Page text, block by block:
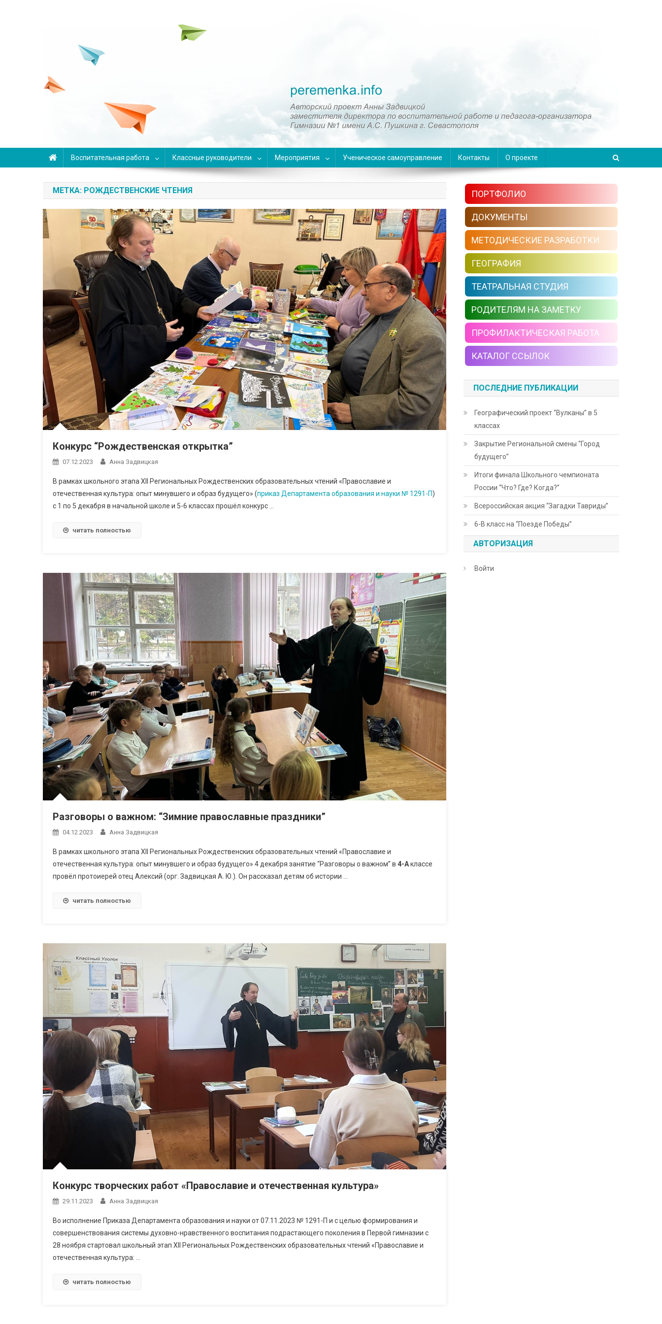
Воспитательная работа Классные руководители Мероприятия Ученическое самоуправление Контакты О проекте
МЕТКА: РОЖДЕСТВЕНСКИЕ ЧТЕНИЯ
Конкурс “Рождественская открытка”
07.12.2023 Анна Задвицкая
В рамках школьного этапа XII Региональных Рождественских образовательных чтений «Православие и
отечественная культура: опыт минувшего и образ будущего» (приказ Департамента образования и науки № 1291-П)
с 1 по 5 декабря в начальной школе и 5-6 классах прошёл конкурс …
читать полностью
Разговоры о важном: “Зимние православные праздники”
04.12.2023 Анна Задвицкая
В рамках школьного этапа XII Региональных Рождественских образовательных чтений «Православие и
отечественная культура: опыт минувшего и образ будущего» 4 декабря занятие “Разговоры о важном” в 4-Аклассе
провёл протоиерей отец Алексий (орг. Задвицкая А. Ю.). Он рассказал детям об истории …
читать полностью
Конкурс творческих работ «Православие и отечественная культура»
29.11.2023 Анна Задвицкая
Во исполнение Приказа Департамента образования и науки от 07.11.2023 № 1291-П и с целью формирования и
совершенствования системы духовно-нравственного воспитания подрастающего поколения в Первой гимназии с
28 ноября стартовал школьный этап XII Региональных Рождественских образовательных чтений «Православие и
отечественная культура: …
читать полностью
ПОРТФОЛИО
ДОКУМЕНТЫ
МЕТОДИЧЕСКИЕ РАЗРАБОТКИ
ГЕОГРАФИЯ
ТЕАТРАЛЬНАЯ СТУДИЯ
РОДИТЕЛЯМ НА ЗАМЕТКУ
ПРОФИЛАКТИЧЕСКАЯ РАБОТА
КАТАЛОГ ССЫЛОК
ПОСЛЕДНИЕ ПУБЛИКАЦИИ
Географический проект “Вулканы” в 5
классах
Закрытие Региональной смены “Город
будущего”
Итоги финала Школьного чемпионата
России “Что? Где? Когда?”
Всероссийская акция “Загадки Тавриды”
6-В класс на “Поезде Победы”
АВТОРИЗАЦИЯ
Войти